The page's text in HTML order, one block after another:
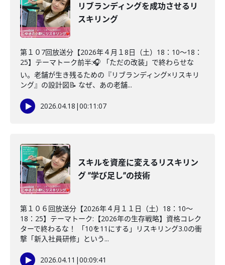
リブランディングを成功させるリ
スキリング
第１０7回放送分【2026年４月１8日（土）18：10～18：
25】テーマトーク前半:🎧 「ただの改装」で終わらせな
い。老舗が生き残るための『リブランディング×リスキリ
ング』の設計図📝 なぜ、あの老舗...
2026.04.18 |00:11:07
スキルを資産に変えるリスキリン
グ ”学び足し”の技術
第１０６回放送分【2026年４月１１日（土）18：10～
18：25】テーマトーク:【2026年の生存戦略】資格コレク
ターで終わるな！ 「10を11にする」リスキリング3.0の衝
撃「新入社員研修」という...
2026.04.11 |00:09:41